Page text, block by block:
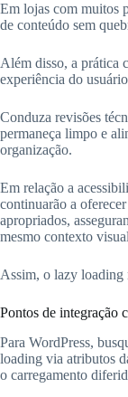
Em lojas com muitos
de conteúdo sem
Além disso, a prática
experiência do
Conduza revisões
permaneça limpo e
organização.
Em relação a
continuarão a
apropriados,
mesmo contexto
Assim, o lazy loading
Pontos de integração
Para WordPress,
loading via atributos
o carregamento